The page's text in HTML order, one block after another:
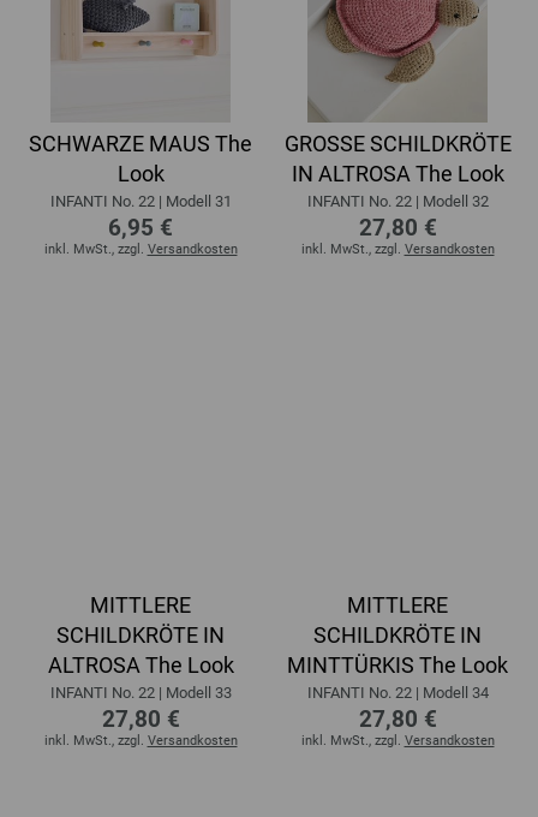
SCHWARZE MAUS The
Look
INFANTI No. 22 | Modell 31
6,95 €
inkl. MwSt., zzgl. Versandkosten
GROSSE SCHILDKRÖTE
IN ALTROSA The Look
INFANTI No. 22 | Modell 32
27,80 €
inkl. MwSt., zzgl. Versandkosten
MITTLERE
SCHILDKRÖTE IN
ALTROSA The Look
INFANTI No. 22 | Modell 33
27,80 €
inkl. MwSt., zzgl. Versandkosten
MITTLERE
SCHILDKRÖTE IN
MINTTÜRKIS The Look
INFANTI No. 22 | Modell 34
27,80 €
inkl. MwSt., zzgl. Versandkosten